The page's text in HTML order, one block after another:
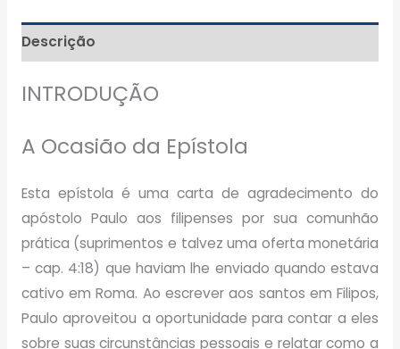
Descrição
INTRODUÇÃO
A Ocasião da Epístola
Esta epístola é uma carta de agradecimento do
apóstolo Paulo aos filipenses por sua comunhão
prática (suprimentos e talvez uma oferta monetária
– cap. 4:18) que haviam lhe enviado quando estava
cativo em Roma. Ao escrever aos santos em Filipos,
Paulo aproveitou a oportunidade para contar a eles
sobre suas circunstâncias pessoais e relatar como a